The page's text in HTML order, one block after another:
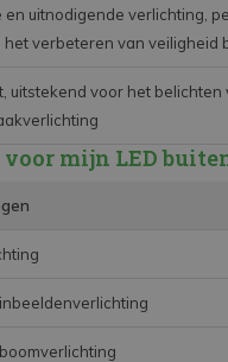
en uitnodigende verlichting,
verbeteren van veiligheid
uitstekend voor het belichten
mijn LED